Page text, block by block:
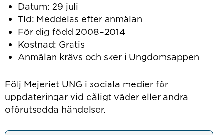
Datum: 29 juli
Tid: Meddelas efter anmälan
För dig född 2008–2014
Kostnad: Gratis
Anmälan krävs och sker i Ungdomsappen
Följ Mejeriet UNG i sociala medier för
uppdateringar vid dåligt väder eller andra
oförutsedda händelser.